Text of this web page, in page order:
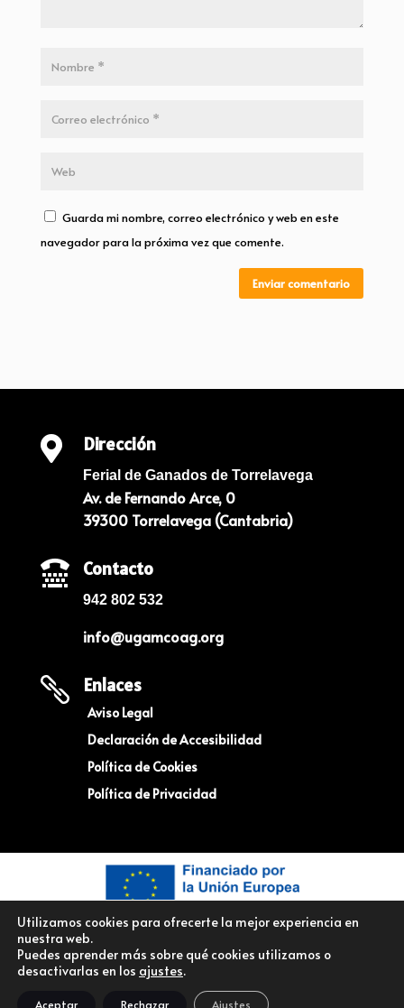
Guarda mi nombre, correo electrónico y web en este
navegador para la próxima vez que comente.
Enviar comentario
 Dirección
Ferial de Ganados de Torrelavega
Av. de Fernando Arce, 0
39300 Torrelavega (Cantabria)
 Contacto
942 802 532
info@ugamcoag.org
 Enlaces
Aviso Legal
Declaración de Accesibilidad
Política de Cookies
Política de Privacidad
© Copyright UGAM COAG – Unión De Ganaderos y Agricultores
Utilizamos cookies para ofrecerte la mejor experiencia en
nuestra web.
Puedes aprender más sobre qué cookies utilizamos o
desactivarlas en los ajustes.
Aceptar Rechazar Ajustes